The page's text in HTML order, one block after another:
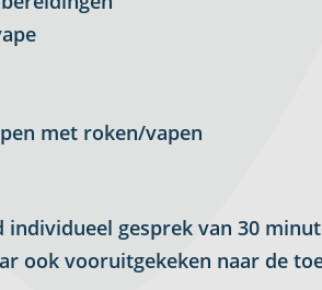
met roken/vapen
individueel gesprek van 30
ook vooruitgekeken naar de